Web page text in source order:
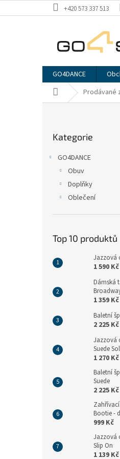
na
+420 573 337 513
GO4DANCE
Domů Prodávané
kategorie
Kategorie
GO4DANCE
Obuv
Doplňky
Oblečení
Top 10 produktů
Jazzová
1 590 Kč
Dámská
1 359 Kč
Baletní
2 225 Kč
Jazzová
Suede
1 270 Kč
Baletní
Suede
2 225 Kč
Bootie -
999 Kč
Jazzová
Slip On
1 139 Kč